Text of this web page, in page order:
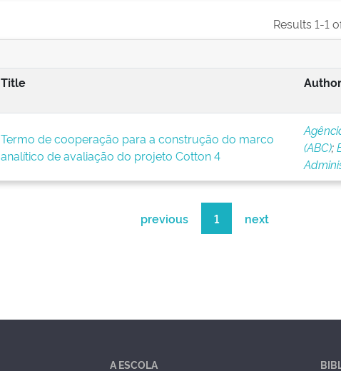
Results 1-1
Title
Termo de cooperação para a construção do marco
analítico de avaliação do projeto Cotton 4
(ABC);
previous 1 next
A ESCOLA